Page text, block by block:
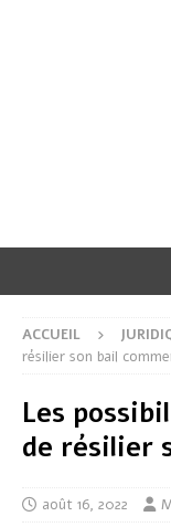
ACCUEIL
résilier son bail
Les
de résilier
août 16, 2022